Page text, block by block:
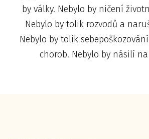
by války. Nebylo by ničení
Nebylo by tolik rozvodů a
Nebylo by tolik
chorob. Nebylo by násilí